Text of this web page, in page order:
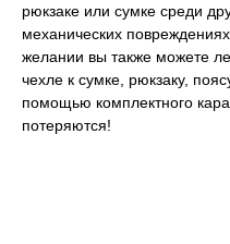
рюкзаке или сумке среди
механических
желании вы также можете
чехле к сумке, рюкзаку,
помощью комплектного
потеряются!